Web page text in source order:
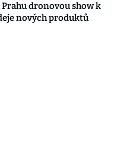
dronovou show k
nových produktů